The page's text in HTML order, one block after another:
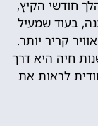
חודשי הקיץ,
בעוד שמעיל
קריר יותר.
חיה היא דרך
לראות את